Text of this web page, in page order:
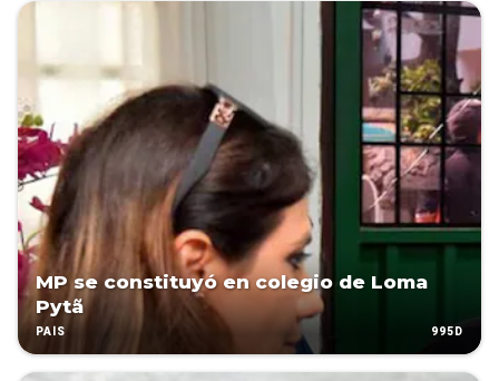
MP se constituyó en colegio de Loma
Pytã
PAÍS 995D